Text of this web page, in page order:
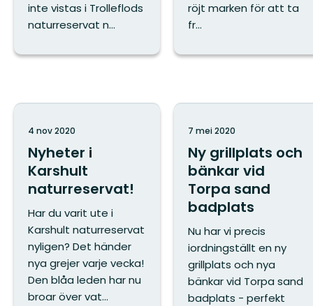
inte vistas i Trolleflods
naturreservat n...
röjt marken för att ta
fr...
Nyheter i
Karshult
naturreservat!
4 nov 2020
Har du varit ute i
Karshult naturreservat
nyligen? Det händer
nya grejer varje vecka!
Den blåa leden har nu
broar över vat...
Ny grillplats och
bänkar vid
Torpa sand
badplats
7 mei 2020
Nu har vi precis
iordningställt en ny
grillplats och nya
bänkar vid Torpa sand
badplats - perfekt